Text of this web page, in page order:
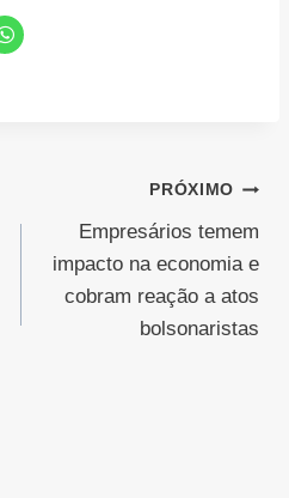
PRÓXIMO
Empresários temem
impacto na economia e
cobram reação a atos
bolsonaristas